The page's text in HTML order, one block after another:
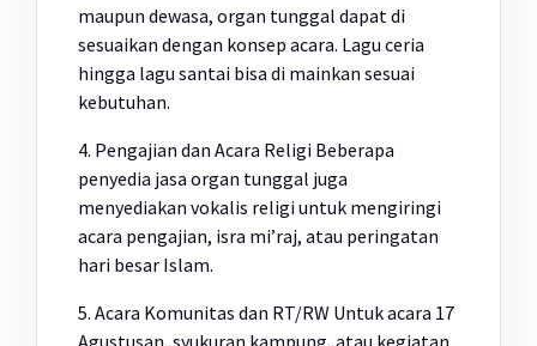
maupun dewasa, organ tunggal dapat di
sesuaikan dengan konsep acara. Lagu ceria
hingga lagu santai bisa di mainkan sesuai
kebutuhan.
4. Pengajian dan Acara Religi Beberapa
penyedia jasa organ tunggal juga
menyediakan vokalis religi untuk mengiringi
acara pengajian, isra mi’raj, atau peringatan
hari besar Islam.
5. Acara Komunitas dan RT/RW Untuk acara 17
Agustusan, syukuran kampung, atau kegiatan